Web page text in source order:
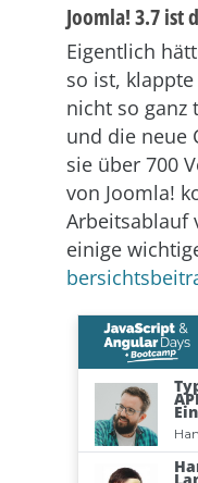
Joomla! 3.7 ist
Eigentlich
so ist,
nicht so ganz
und die neue
sie über 700
von Joomla!
Arbeitsablauf
einige